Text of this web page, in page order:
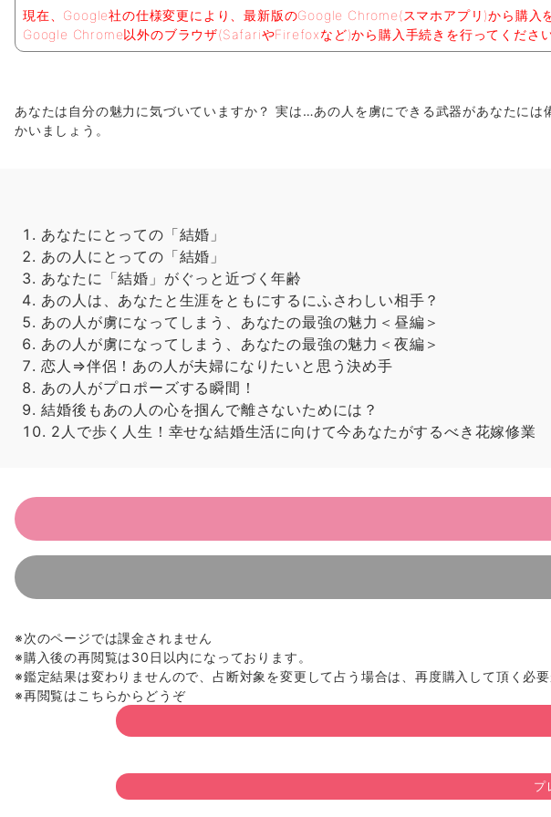
現在、Google社の仕様変更により、最新版のGoogle Chrome(スマホアプリ)から購入
Google Chrome以外のブラウザ(SafariやFirefoxなど)から購入手続きを行ってください
あなたは自分の魅力に気づいていますか？ 実は…あの人を虜にできる武器があなたに
かいましょう。
あなたにとっての「結婚」
あの人にとっての「結婚」
あなたに「結婚」がぐっと近づく年齢
あの人は、あなたと生涯をともにするにふさわしい相手？
あの人が虜になってしまう、あなたの最強の魅力＜昼編＞
あの人が虜になってしまう、あなたの最強の魅力＜夜編＞
恋人⇒伴侶！あの人が夫婦になりたいと思う決め手
あの人がプロポーズする瞬間！
結婚後もあの人の心を掴んで離さないためには？
2人で歩く人生！幸せな結婚生活に向けて今あなたがするべき花嫁修業
※次のページでは課金されません
※購入後の再閲覧は30日以内になっております。
※鑑定結果は変わりませんので、占断対象を変更して占う場合は、再度購入して頂く必要
※再閲覧はこちらからどうぞ
プ